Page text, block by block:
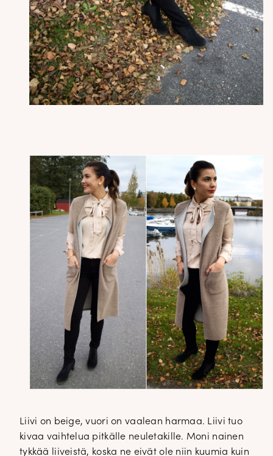
Liivi on beige, vuori on vaalean harmaa. Liivi tuo
kivaa vaihtelua pitkälle neuletakille. Moni nainen
tykkää liiveistä, koska ne eivät ole niin kuumia kuin